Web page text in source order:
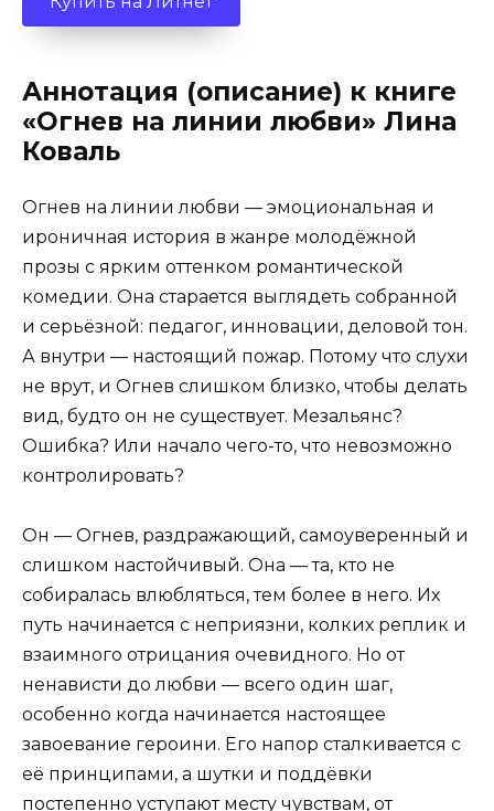
Аннотация (описание) к книге
«Огнев на линии любви» Лина
Коваль
Огнев на линии любви — эмоциональная и
ироничная история в жанре молодёжной
прозы с ярким оттенком романтической
комедии. Она старается выглядеть собранной
и серьёзной: педагог, инновации, деловой тон.
А внутри — настоящий пожар. Потому что слухи
не врут, и Огнев слишком близко, чтобы делать
вид, будто он не существует. Мезальянс?
Ошибка? Или начало чего-то, что невозможно
контролировать?
Он — Огнев, раздражающий, самоуверенный и
слишком настойчивый. Она — та, кто не
собиралась влюбляться, тем более в него. Их
путь начинается с неприязни, колких реплик и
взаимного отрицания очевидного. Но от
ненависти до любви — всего один шаг,
особенно когда начинается настоящее
завоевание героини. Его напор сталкивается с
её принципами, а шутки и поддёвки
постепенно уступают месту чувствам, от